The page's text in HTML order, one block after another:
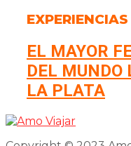
EXPERIENCIAS
EL MAYOR
DEL MUNDO
LA PLATA